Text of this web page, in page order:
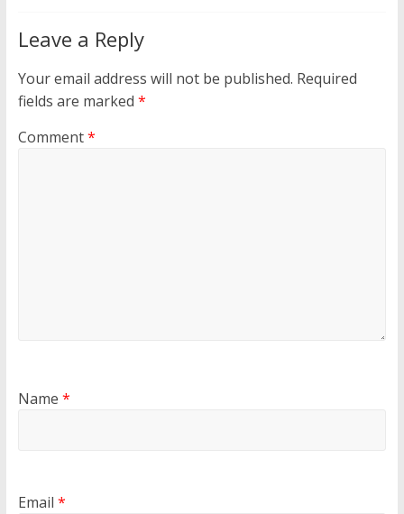
Leave a Reply
Your email address will not be published. Required
fields are marked *
Comment*
Name *
Email *